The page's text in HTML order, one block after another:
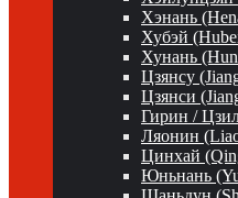
Хэнань
Хубэй
Хунань
Цзянсу
Цзянси
Гирин /
Ляонин
Цинхай
Юньнань